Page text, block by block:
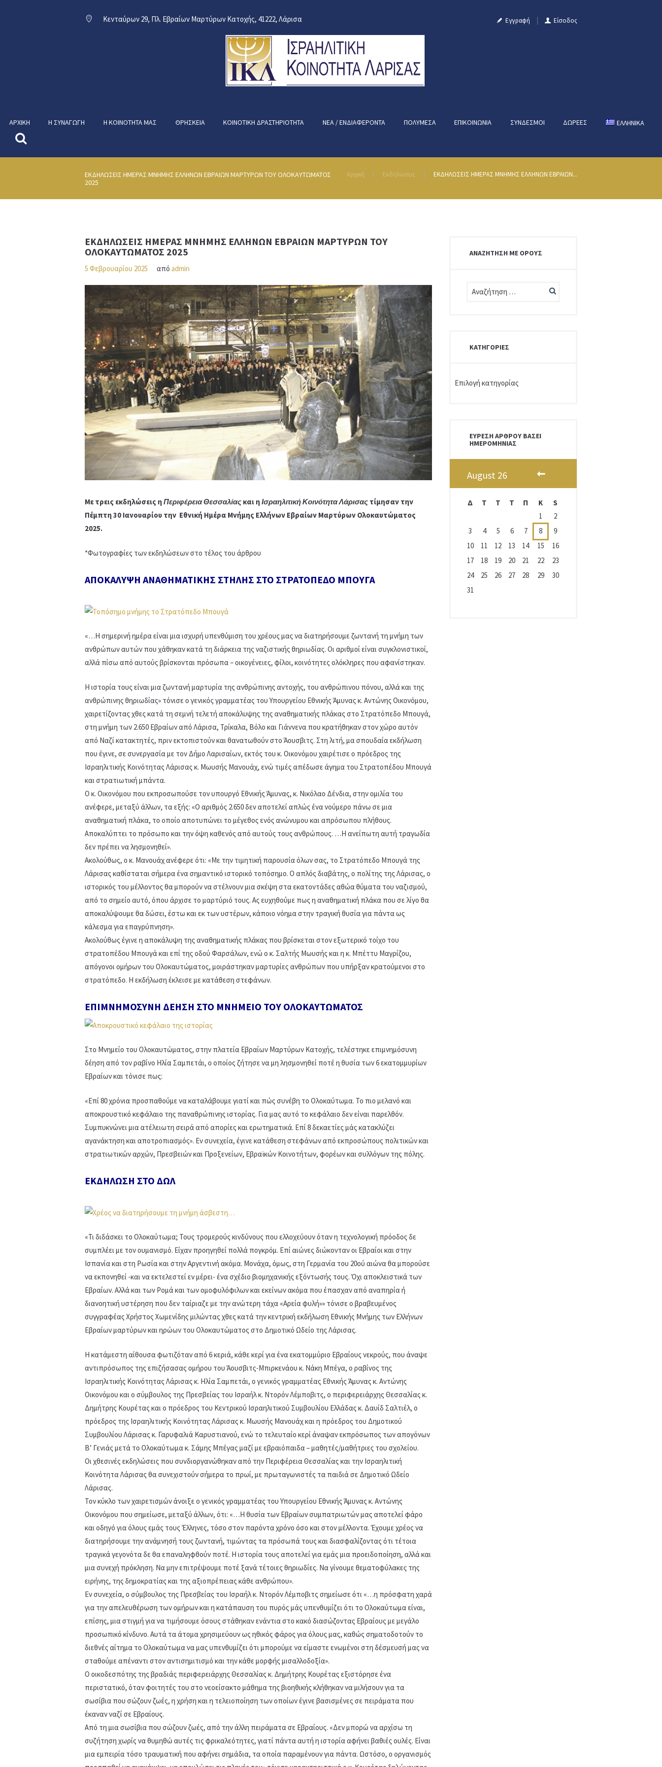
Κενταύρων 29, Πλ. Εβραίων Μαρτύρων Κατοχής, 41222, Λάρισα Εγγραφή Είσοδος
ΑΡΧΙΚΉ Η ΣΥΝΑΓΩΓΉ Η ΚΟΙΝΌΤΗΤΑ ΜΑΣ ΘΡΗΣΚΕΊΑ ΚΟΙΝΟΤΙΚΉ ΔΡΑΣΤΗΡΙΌΤΗΤΑ ΝΈΑ / ΕΝΔΙΑΦΈΡΟΝΤΑ ΠΟΛΥΜΈΣΑ ΕΠΙΚΟΙΝΩΝΊΑ ΣΎΝΔΕΣΜΟΙ ΔΩΡΕΈΣ ΕΛΛΗΝΙΚΑ
ΕΚΔΗΛΩΣΕΙΣ ΗΜΕΡΑΣ ΜΝΗΜΗΣ ΕΛΛΗΝΩΝ ΕΒΡΑΙΩΝ ΜΑΡΤΥΡΩΝ ΤΟΥ ΟΛΟΚΑΥΤΩΜΑΤΟΣ
2025
Αρχική Εκδηλώσεις ΕΚΔΗΛΩΣΕΙΣ ΗΜΕΡΑΣ ΜΝΗΜΗΣ ΕΛΛΗΝΩΝ ΕΒΡΑΙΩΝ...
ΕΚΔΗΛΩΣΕΙΣ ΗΜΕΡΑΣ ΜΝΗΜΗΣ ΕΛΛΗΝΩΝ ΕΒΡΑΙΩΝ ΜΑΡΤΥΡΩΝ ΤΟΥ
ΟΛΟΚΑΥΤΩΜΑΤΟΣ 2025
5 Φεβρουαρίου 2025 από admin
Με τρεις εκδηλώσεις η Περιφέρεια Θεσσαλίας και η Ισραηλιτική Κοινότητα Λάρισας τίμησαν την
Πέμπτη 30 Ιανουαρίου την Εθνική Ημέρα Μνήμης Ελλήνων Εβραίων Μαρτύρων Ολοκαυτώματος
2025.
*Φωτογραφίες των εκδηλώσεων στο τέλος του άρθρου
ΑΠΟΚΑΛΥΨΗ ΑΝΑΘΗΜΑΤΙΚΗΣ ΣΤΗΛΗΣ ΣΤΟ ΣΤΡΑΤΟΠΕΔΟ ΜΠΟΥΓΑ
«…Η σημερινή ημέρα είναι μια ισχυρή υπενθύμιση του χρέους μας να διατηρήσουμε ζωντανή τη μνήμη των
ανθρώπων αυτών που χάθηκαν κατά τη διάρκεια της ναζιστικής θηριωδίας. Οι αριθμοί είναι συγκλονιστικοί,
αλλά πίσω από αυτούς βρίσκονται πρόσωπα – οικογένειες, φίλοι, κοινότητες ολόκληρες που αφανίστηκαν.
Η ιστορία τους είναι μια ζωντανή μαρτυρία της ανθρώπινης αντοχής, του ανθρώπινου πόνου, αλλά και της
ανθρώπινης θηριωδίας» τόνισε ο γενικός γραμματέας του Υπουργείου Εθνικής Άμυνας κ. Αντώνης Οικονόμου,
χαιρετίζοντας χθες κατά τη σεμνή τελετή αποκάλυψης της αναθηματικής πλάκας στο Στρατόπεδο Μπουγά,
στη μνήμη των 2.650 Εβραίων από Λάρισα, Τρίκαλα, Βόλο και Γιάννενα που κρατήθηκαν στον χώρο αυτόν
από Ναζί κατακτητές, πριν εκτοπιστούν και θανατωθούν στο Άουσβιτς. Στη λιτή, μα σπουδαία εκδήλωση
που έγινε, σε συνεργασία με τον Δήμο Λαρισαίων, εκτός του κ. Οικονόμου χαιρέτισε ο πρόεδρος της
Ισραηλιτικής Κοινότητας Λάρισας κ. Μωυσής Μανουάχ, ενώ τιμές απέδωσε άγημα του Στρατοπέδου Μπουγά
και στρατιωτική μπάντα.
Ο κ. Οικονόμου που εκπροσωπούσε τον υπουργό Εθνικής Άμυνας, κ. Νικόλαο Δένδια, στην ομιλία του
ανέφερε, μεταξύ άλλων, τα εξής: «Ο αριθμός 2.650 δεν αποτελεί απλώς ένα νούμερο πάνω σε μια
αναθηματική πλάκα, το οποίο αποτυπώνει το μέγεθος ενός ανώνυμου και απρόσωπου πλήθους.
Αποκαλύπτει το πρόσωπο και την όψη καθενός από αυτούς τους ανθρώπους. …Η ανείπωτη αυτή τραγωδία
δεν πρέπει να λησμονηθεί».
Ακολούθως, ο κ. Μανουάχ ανέφερε ότι: «Με την τιμητική παρουσία όλων σας, το Στρατόπεδο Μπουγά της
Λάρισας καθίσταται σήμερα ένα σημαντικό ιστορικό τοπόσημο. Ο απλός διαβάτης, ο πολίτης της Λάρισας, ο
ιστορικός του μέλλοντος θα μπορούν να στέλνουν μια σκέψη στα εκατοντάδες αθώα θύματα του ναζισμού,
από το σημείο αυτό, όπου άρχισε το μαρτύριό τους. Ας ευχηθούμε πως η αναθηματική πλάκα που σε λίγο θα
αποκαλύψουμε θα δώσει, έστω και εκ των υστέρων, κάποιο νόημα στην τραγική θυσία για πάντα ως
κάλεσμα για επαγρύπνηση».
Ακολούθως έγινε η αποκάλυψη της αναθηματικής πλάκας που βρίσκεται στον εξωτερικό τοίχο του
στρατοπέδου Μπουγά και επί της οδού Φαρσάλων, ενώ ο κ. Σαλτής Μωυσής και η κ. Μπέττυ Μαγρίζου,
απόγονοι ομήρων του Ολοκαυτώματος, μοιράστηκαν μαρτυρίες ανθρώπων που υπήρξαν κρατούμενοι στο
στρατόπεδο. Η εκδήλωση έκλεισε με κατάθεση στεφάνων.
ΕΠΙΜΝΗΜΟΣΥΝΗ ΔΕΗΣΗ ΣΤΟ ΜΝΗΜΕΙΟ ΤΟΥ ΟΛΟΚΑΥΤΩΜΑΤΟΣ
Στο Μνημείο του Ολοκαυτώματος, στην πλατεία Εβραίων Μαρτύρων Κατοχής, τελέστηκε επιμνημόσυνη
δέηση από τον ραβίνο Ηλία Σαμπετάι, ο οποίος ζήτησε να μη λησμονηθεί ποτέ η θυσία των 6 εκατομμυρίων
Εβραίων και τόνισε πως:
«Επί 80 χρόνια προσπαθούμε να καταλάβουμε γιατί και πώς συνέβη το Ολοκαύτωμα. Το πιο μελανό και
αποκρουστικό κεφάλαιο της παναθρώπινης ιστορίας. Για μας αυτό το κεφάλαιο δεν είναι παρελθόν.
Συμπυκνώνει μια ατέλειωτη σειρά από απορίες και ερωτηματικά. Επί 8 δεκαετίες μάς κατακλύζει
αγανάκτηση και αποτροπιασμός». Εν συνεχεία, έγινε κατάθεση στεφάνων από εκπροσώπους πολιτικών και
στρατιωτικών αρχών, Πρεσβειών και Προξενείων, Εβραϊκών Κοινοτήτων, φορέων και συλλόγων της πόλης.
ΕΚΔΗΛΩΣΗ ΣΤΟ ΔΩΛ
«Τι διδάσκει το Ολοκαύτωμα; Τους τρομερούς κινδύνους που ελλοχεύουν όταν η τεχνολογική πρόοδος δε
συμπλέει με τον ουμανισμό. Είχαν προηγηθεί πολλά πογκρόμ. Επί αιώνες διώκονταν οι Εβραίοι και στην
Ισπανία και στη Ρωσία και στην Αργεντινή ακόμα. Μονάχα, όμως, στη Γερμανία του 20ού αιώνα θα μπορούσε
να εκπονηθεί -και να εκτελεστεί εν μέρει- ένα σχέδιο βιομηχανικής εξόντωσής τους. Όχι αποκλειστικά των
Εβραίων. Αλλά και των Ρομά και των ομοφυλόφιλων και εκείνων ακόμα που έπασχαν από αναπηρία ή
διανοητική υστέρηση που δεν ταίριαζε με την ανώτερη τάχα «Αρεία φυλή»» τόνισε ο βραβευμένος
συγγραφέας Χρήστος Χωμενίδης μιλώντας χθες κατά την κεντρική εκδήλωση Εθνικής Μνήμης των Ελλήνων
Εβραίων μαρτύρων και ηρώων του Ολοκαυτώματος στο Δημοτικό Ωδείο της Λάρισας.
Η κατάμεστη αίθουσα φωτιζόταν από 6 κεριά, κάθε κερί για ένα εκατομμύριο Εβραίους νεκρούς, που άναψε
αντιπρόσωπος της επιζήσασας ομήρου του Άουσβιτς-Μπιρκενάου κ. Νάκη Μπέγα, ο ραβίνος της
Ισραηλιτικής Κοινότητας Λάρισας κ. Ηλία Σαμπετάι, ο γενικός γραμματέας Εθνικής Άμυνας κ. Αντώνης
Οικονόμου και ο σύμβουλος της Πρεσβείας του Ισραήλ κ. Ντορόν Λέμποβιτς, ο περιφερειάρχης Θεσσαλίας κ.
Δημήτρης Κουρέτας και ο πρόεδρος του Κεντρικού Ισραηλιτικού Συμβουλίου Ελλάδας κ. Δαυίδ Σαλτιέλ, ο
πρόεδρος της Ισραηλιτικής Κοινότητας Λάρισας κ. Μωυσής Μανουάχ και η πρόεδρος του Δημοτικού
Συμβουλίου Λάρισας κ. Γαρυφαλιά Καρυστιανού, ενώ το τελευταίο κερί άναψαν εκπρόσωπος των απογόνων
Β’ Γενιάς μετά το Ολοκαύτωμα κ. Σάμης Μπέγας μαζί με εβραιόπαιδα – μαθητές/μαθήτριες του σχολείου.
Οι χθεσινές εκδηλώσεις που συνδιοργανώθηκαν από την Περιφέρεια Θεσσαλίας και την Ισραηλιτική
Κοινότητα Λάρισας θα συνεχιστούν σήμερα το πρωί, με πρωταγωνιστές τα παιδιά σε Δημοτικό Ωδείο
Λάρισας.
Τον κύκλο των χαιρετισμών άνοιξε ο γενικός γραμματέας του Υπουργείου Εθνικής Άμυνας κ. Αντώνης
Οικονόμου που σημείωσε, μεταξύ άλλων, ότι: «…Η θυσία των Εβραίων συμπατριωτών μας αποτελεί φάρο
και οδηγό για όλους εμάς τους Έλληνες, τόσο στον παρόντα χρόνο όσο και στον μέλλοντα. Έχουμε χρέος να
διατηρήσουμε την ανάμνησή τους ζωντανή, τιμώντας τα πρόσωπά τους και διασφαλίζοντας ότι τέτοια
τραγικά γεγονότα δε θα επαναληφθούν ποτέ. Η ιστορία τους αποτελεί για εμάς μια προειδοποίηση, αλλά και
μια συνεχή πρόκληση. Να μην επιτρέψουμε ποτέ ξανά τέτοιες θηριωδίες. Να γίνουμε θεματοφύλακες της
ειρήνης, της δημοκρατίας και της αξιοπρέπειας κάθε ανθρώπου».
Εν συνεχεία, ο σύμβουλος της Πρεσβείας του Ισραήλ κ. Ντορόν Λέμποβιτς σημείωσε ότι «…η πρόσφατη χαρά
για την απελευθέρωση των ομήρων και η κατάπαυση του πυρός μάς υπενθυμίζει ότι το Ολοκαύτωμα είναι,
επίσης, μια στιγμή για να τιμήσουμε όσους στάθηκαν ενάντια στο κακό διασώζοντας Εβραίους με μεγάλο
προσωπικό κίνδυνο. Αυτά τα άτομα χρησιμεύουν ως ηθικός φάρος για όλους μας, καθώς σηματοδοτούν το
διεθνές αίτημα το Ολοκαύτωμα να μας υπενθυμίζει ότι μπορούμε να είμαστε ενωμένοι στη δέσμευσή μας να
σταθούμε απέναντι στον αντισημιτισμό και την κάθε μορφής μισαλλοδοξία».
Ο οικοδεσπότης της βραδιάς περιφερειάρχης Θεσσαλίας κ. Δημήτρης Κουρέτας εξιστόρησε ένα
περιστατικό, όταν φοιτητές του στο νεοείσακτο μάθημα της βιοηθικής κλήθηκαν να μιλήσουν για τα
σωσίβια που σώζουν ζωές, η χρήση και η τελειοποίηση των οποίων έγινε βασισμένες σε πειράματα που
έκαναν ναζί σε Εβραίους.
Από τη μια σωσίβια που σώζουν ζωές, από την άλλη πειράματα σε Εβραίους. «Δεν μπορώ να αρχίσω τη
συζήτηση χωρίς να θυμηθώ αυτές τις φρικαλεότητες, γιατί πάντα αυτή η ιστορία αφήνει βαθιές ουλές. Είναι
μια εμπειρία τόσο τραυματική που αφήνει σημάδια, τα οποία παραμένουν για πάντα. Ωστόσο, ο οργανισμός
ΑΝΑΖΉΤΗΣΗ ΜΕ ΌΡΟΥΣ
ΚΑΤΗΓΟΡΊΕΣ
Κατηγορίες
ΕΎΡΕΣΗ ΆΡΘΡΟΥ ΒΆΣΕΙ
ΗΜΕΡΟΜΗΝΊΑΣ
August 26
Δ T Τ Τ Π Κ
S
1
2
3
4 5 6 7 8
9
10
11 12 13 14 15
16
17
18 19 20 21 22
23
24
25 26 27 28 29
30
31